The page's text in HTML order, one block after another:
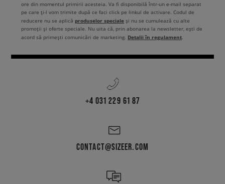
ore din momentul primirii acesteia. Va fi disponibilă într-un e-mail separat
pe care ți-l vom trimite după ce faci click pe linkul de activare. Codul de
reducere nu se aplică produselor speciale și nu se cumulează cu alte
promoții și oferte speciale. Nu uita că, prin abonarea la newsletter, ești de
acord să primești comunicări de marketing. Detalii în regulament.
+4 031 229 61 87
CONTACT@SIZEER.COM